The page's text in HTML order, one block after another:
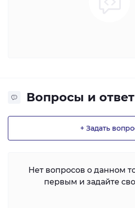
Вопросы и
+ Задать
Нет вопросов о данном
первым и задайте